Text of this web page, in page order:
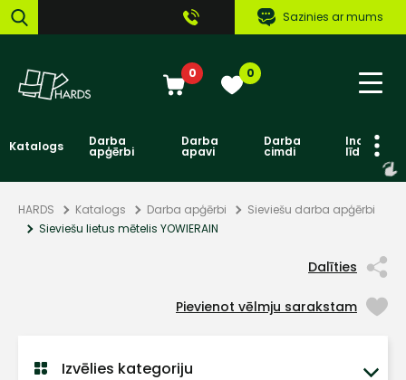
Sazinies ar mums
0 0
Katalogs Darba
apģērbi
Darba
apavi
Darba
cimdi līdzekļi
HARDS Katalogs Darba apģērbi
Sieviešu darba apģērbi
Sieviešu lietus mētelis YOWIERAIN
Dalīties
Pievienot vēlmju sarakstam
Izvēlies kategoriju